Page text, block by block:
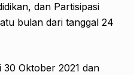
dan Partisipasi
bulan dari tanggal 24
30 Oktober 2021 dan